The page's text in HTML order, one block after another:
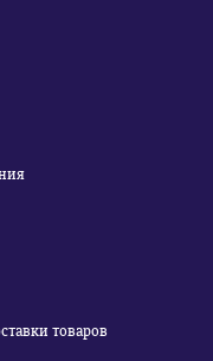
товаров